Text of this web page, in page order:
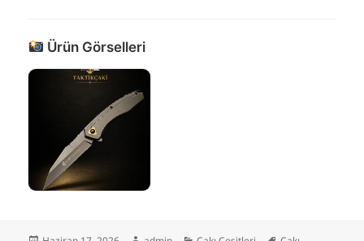
Ürün Görselleri